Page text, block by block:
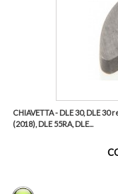
CHIAVETTA - DLE 30, DLE 30
(2018), DLE 55RA, DLE...